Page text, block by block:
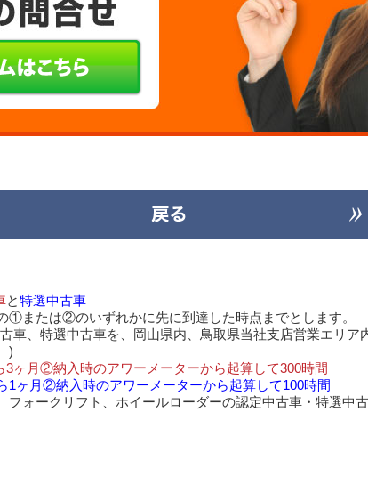
と特選中古車
①または②のいずれかに先に到達した時点までとします。
車、特選中古車を、岡山県内、鳥取県当社支店営業エリア
)
月②納入時のアワーメーターから起算して300時間
月②納入時のアワーメーターから起算して100時間
フォークリフト、ホイールローダーの認定中古車・特選中